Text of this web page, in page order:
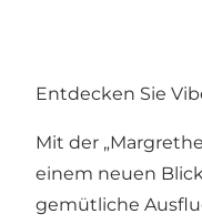
Entdecken Sie
Mit der
einem neuen
gemütliche